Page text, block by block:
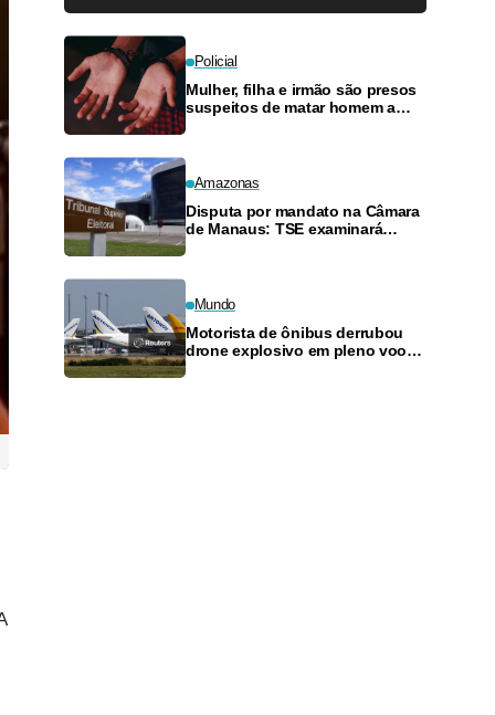
Policial
Mulher, filha e irmão são presos
suspeitos de matar homem a
Amazonas
Disputa por mandato na Câmara
de Manaus: TSE examinará
Mundo
Motorista de ônibus derrubou
drone explosivo em pleno voo